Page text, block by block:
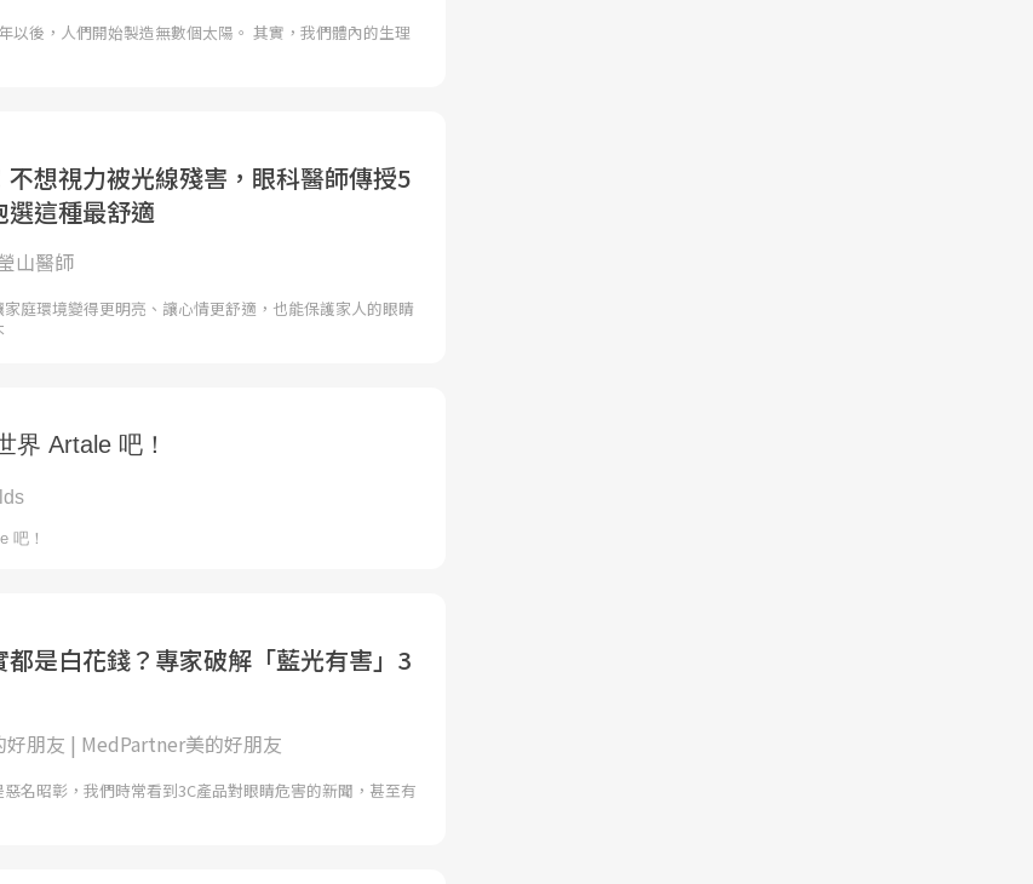
以後，人們開始製造無數個太陽。 其實，我們體內的生理
想視力被光線殘害，眼科醫師傳授5
這種最舒適
山醫師
庭環境變得更明亮、讓心情更舒適，也能保護家人的眼睛
是白花錢？專家破解「藍光有害」3
朋友 | MedPartner美的好朋友
名昭彰，我們時常看到3C產品對眼睛危害的新聞，甚至有